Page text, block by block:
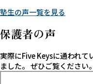
塾生の声一覧を見る
保護者の声
実際にFive Keysに通われ
ました。 ぜひご覧ください。